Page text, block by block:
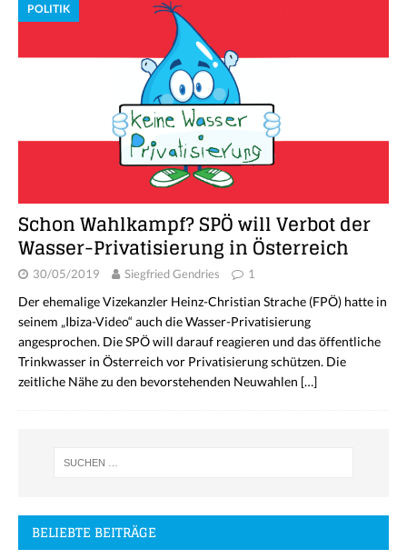
POLITIK
Schon Wahlkampf? SPÖ will Verbot der
Wasser-Privatisierung in Österreich
30/05/2019 Siegfried Gendries 1
Der ehemalige Vizekanzler Heinz-Christian Strache (FPÖ) hatte in
seinem „Ibiza-Video“ auch die Wasser-Privatisierung
angesprochen. Die SPÖ will darauf reagieren und das öffentliche
Trinkwasser in Österreich vor Privatisierung schützen. Die
zeitliche Nähe zu den bevorstehenden Neuwahlen […]
BELIEBTE BEITRÄGE